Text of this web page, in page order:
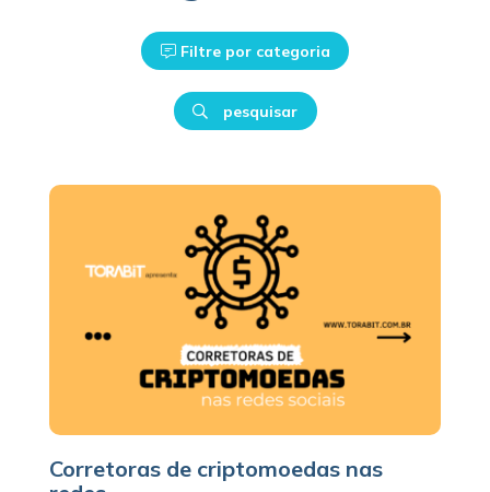
Filtre por categoria
pesquisar
Corretoras de criptomoedas nas